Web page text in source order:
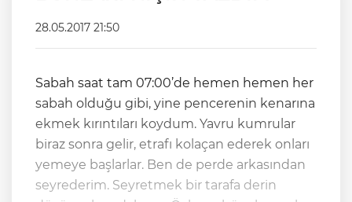
28.05.2017 21:50
Sabah saat tam 07:00’de hemen hemen her
sabah olduğu gibi, yine pencerenin kenarına
ekmek kırıntıları koydum. Yavru kumrular
biraz sonra gelir, etrafı kolaçan ederek onları
yemeye başlarlar. Ben de perde arkasından
seyrederim. Seyretmek bir tarafa derin